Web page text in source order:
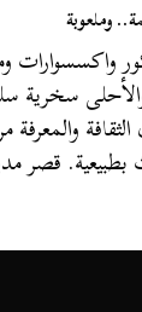
وملعوبة
واكسسوارات
سخرية
قصر